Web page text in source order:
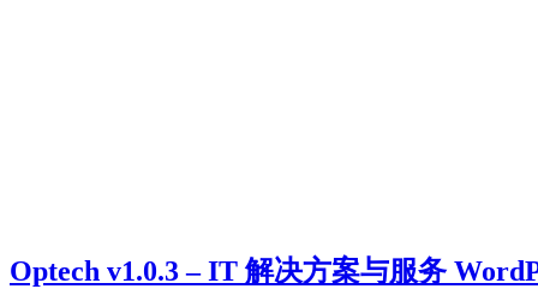
Optech v1.0.3 – IT 解决方案与服务